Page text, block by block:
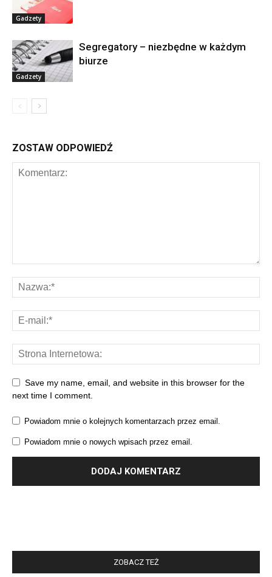
Gadzety
Gadzety
Segregatory – niezbędne w każdym
biurze
ZOSTAW ODPOWIEDŹ
Save my name, email, and website in this browser for the
next time I comment.
Powiadom mnie o kolejnych komentarzach przez email.
Powiadom mnie o nowych wpisach przez email.
ZOBACZ TEŻ